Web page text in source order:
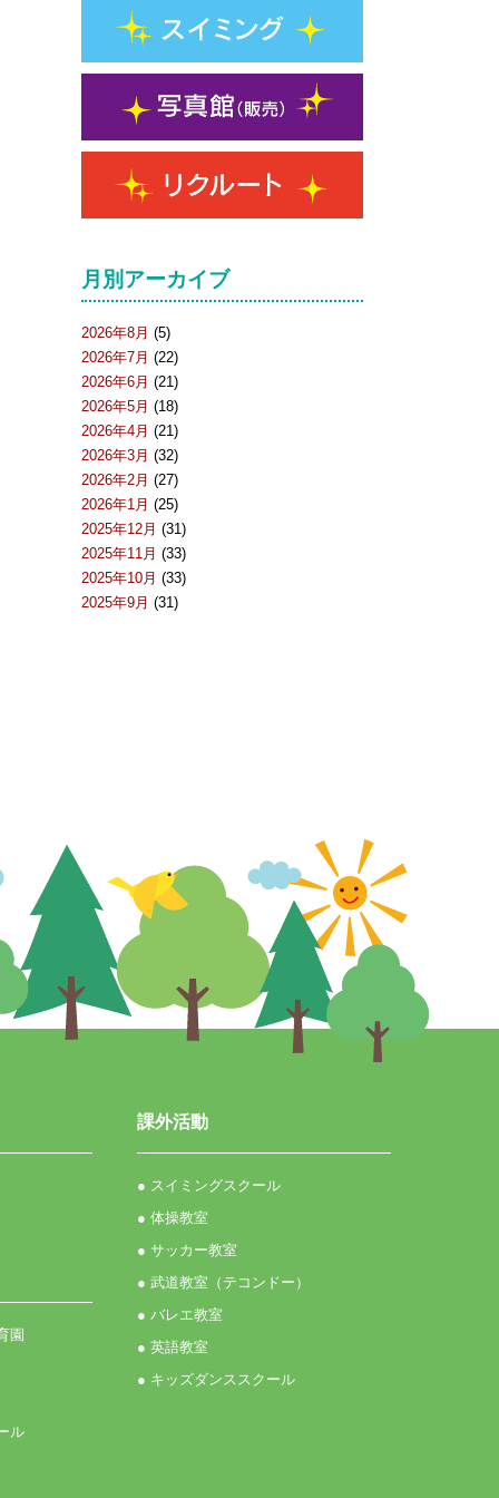
月別アーカイブ
2026年8月 (5)
2026年7月 (22)
2026年6月 (21)
2026年5月 (18)
2026年4月 (21)
2026年3月 (32)
2026年2月 (27)
2026年1月 (25)
2025年12月 (31)
2025年11月 (33)
2025年10月 (33)
2025年9月 (31)
園
ル
課外活動
● スイミングスクール
● 体操教室
● サッカー教室
● 武道教室（テコンドー）
● バレエ教室
● 英語教室
● キッズダンススクール